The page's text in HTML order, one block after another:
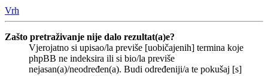
Vrh
Zašto pretraživanje nije dalo rezultat(a)e?
Vjerojatno si upisao/la previše [uobičajenih] termina koje
phpBB ne indeksira ili si bio/la previše
nejasan(a)/neodređen(a). Budi određeniji/a te pokušaj [s]